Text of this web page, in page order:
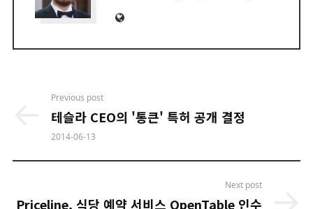
Website
navigation
Previous post
테슬라 CEO의 '통큰' 특허 공개 결정
2014-06-13
Next post
Priceline, 식당 예약 서비스 OpenTable 인수